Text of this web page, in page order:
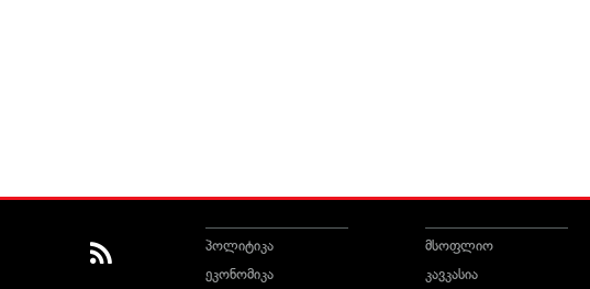
პოლიტიკა
ეკონომიკა
მსოფლიო
კავკასია